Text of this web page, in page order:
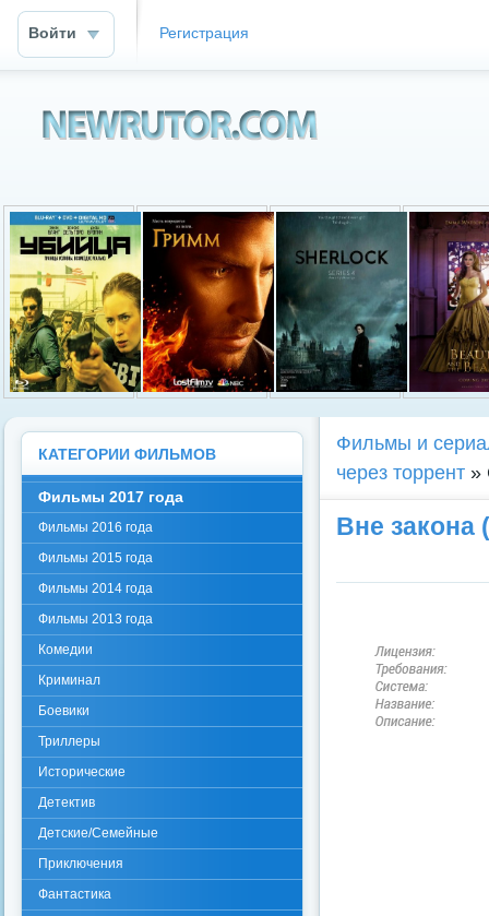
Войти Регистрация
Фильмы и
через торрент »
Вне закона
КАТЕГОРИИ ФИЛЬМОВ
Фильмы 2017 года
Фильмы 2016 года
Фильмы 2015 года
Фильмы 2014 года
Фильмы 2013 года
Комедии
Криминал
Боевики
Триллеры
Исторические
Детектив
Детские/Семейные
Приключения
Фантастика